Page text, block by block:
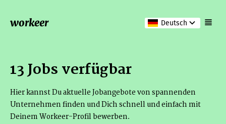
workeer Deutsch
13 Jobs verfügbar
Hier kannst Du aktuelle Jobangebote von spannenden
Unternehmen finden und Dich schnell und einfach mit
Deinem Workeer-Profil bewerben.